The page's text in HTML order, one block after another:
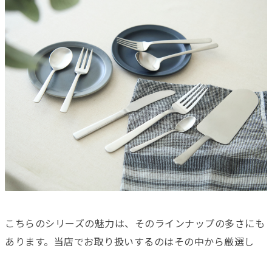
こちらのシリーズの魅力は、そのラインナップの多さにも
あります。当店でお取り扱いするのはその中から厳選し